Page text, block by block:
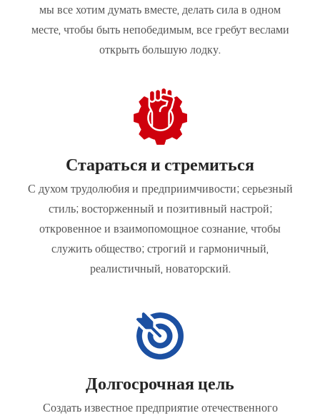
мы все хотим думать вместе, делать сила в одном
месте, чтобы быть непобедимым, все гребут веслами
открыть большую лодку.
Стараться и стремиться
С духом трудолюбия и предприимчивости; серьезный
стиль; восторженный и позитивный настрой;
откровенное и взаимопомощное сознание, чтобы
служить общество; строгий и гармоничный,
реалистичный, новаторский.
Долгосрочная цель
Создать известное предприятие отечественного